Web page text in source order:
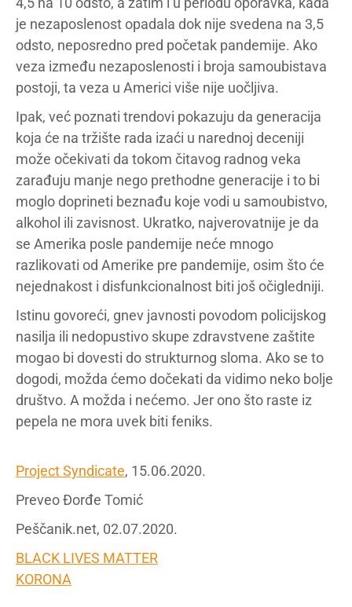
je nezaposlenost opadala dok nije svedena na 3,5
odsto, neposredno pred početak pandemije. Ako
veza između nezaposlenosti i broja samoubistava
postoji, ta veza u Americi više nije uočljiva.
Ipak, već poznati trendovi pokazuju da generacija
koja će na tržište rada izaći u narednoj deceniji
može očekivati da tokom čitavog radnog veka
zarađuju manje nego prethodne generacije i to bi
moglo doprineti beznađu koje vodi u samoubistvo,
alkohol ili zavisnost. Ukratko, najverovatnije je da
se Amerika posle pandemije neće mnogo
razlikovati od Amerike pre pandemije, osim što će
nejednakost i disfunkcionalnost biti još očigledniji.
Istinu govoreći, gnev javnosti povodom policijskog
nasilja ili nedopustivo skupe zdravstvene zaštite
mogao bi dovesti do strukturnog sloma. Ako se to
dogodi, možda ćemo dočekati da vidimo neko bolje
društvo. A možda i nećemo. Jer ono što raste iz
pepela ne mora uvek biti feniks.
Project Syndicate, 15.06.2020.
Preveo Đorđe Tomić
Peščanik.net, 02.07.2020.
BLACK LIVES MATTER
KORONA